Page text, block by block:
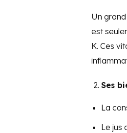
Un
est
K. Ces
Ses
La
Le jus